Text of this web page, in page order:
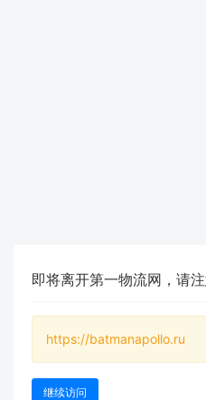
即将离开第一物流网，请
https://batmanapollo.ru
继续访问